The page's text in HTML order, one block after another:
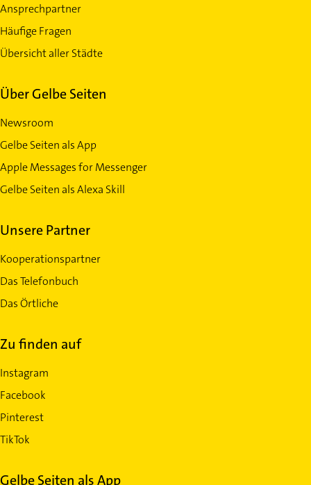
Ansprechpartner
Häufige Fragen
Übersicht aller Städte
Über Gelbe Seiten
Newsroom
Gelbe Seiten als App
Apple Messages for Messenger
Gelbe Seiten als Alexa Skill
Unsere Partner
Kooperationspartner
Das Telefonbuch
Das Örtliche
Zu finden auf
Instagram
Facebook
Pinterest
TikTok
Gelbe Seiten als App